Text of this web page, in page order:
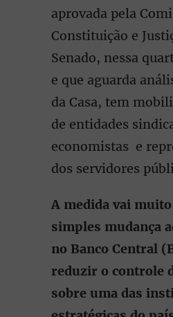
aprovada pela
Constituição e
Senado, nessa
e que aguarda
da Casa, tem
de entidades
economistas e
dos servidores
A medida vai
simples mudança
no Banco Central
reduzir o controle
sobre uma das